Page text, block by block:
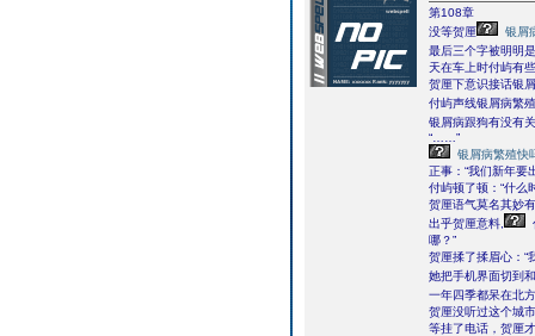
第108章
没等贺厘
银屑
最后三个字被明明
天在车上时付屿有
贺厘下意识接话银
付屿声线银屑病繁
银屑病跟狗有没有
“……”
银屑病繁殖快
正事：“我们新年要
付屿顿了顿：“什么
贺厘语气莫名其妙
出乎贺厘意料,
哪？”
贺厘揉了揉眉心：“
她把手机界面切到
一年四季都呆在北
贺厘没听过这个城
等挂了电话，贺厘